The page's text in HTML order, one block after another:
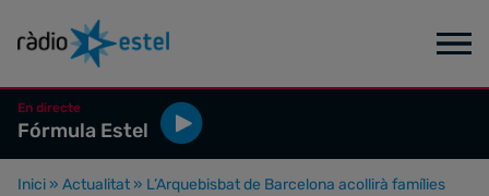
En directe
Fórmula Estel
Inici » Actualitat » L’Arquebisbat de Barcelona acollirà famílies